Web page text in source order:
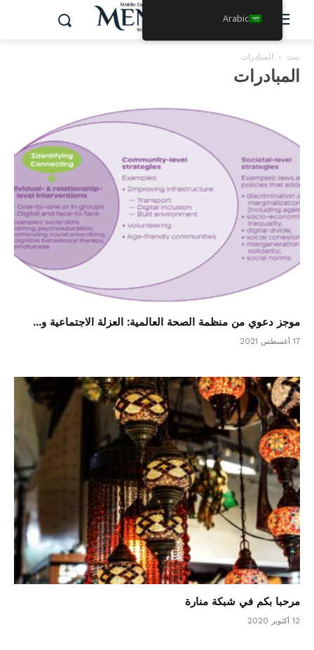
بيت المبادرات
المبادرات
موجز دعوي من منظمة الصحة العالمية: العزلة الاجتماعية و...
17 أغسطس 2021
مرحبا بكم في شبكة منارة
12 أكتوبر 2020
Arabic